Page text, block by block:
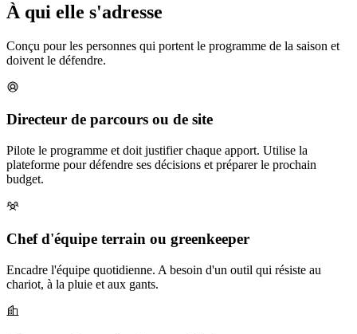
À qui elle s'adresse
Conçu pour les personnes qui portent le programme de la saison et
doivent le défendre.
Directeur de parcours ou de site
Pilote le programme et doit justifier chaque apport. Utilise la
plateforme pour défendre ses décisions et préparer le prochain
budget.
Chef d'équipe terrain ou greenkeeper
Encadre l'équipe quotidienne. A besoin d'un outil qui résiste au
chariot, à la pluie et aux gants.